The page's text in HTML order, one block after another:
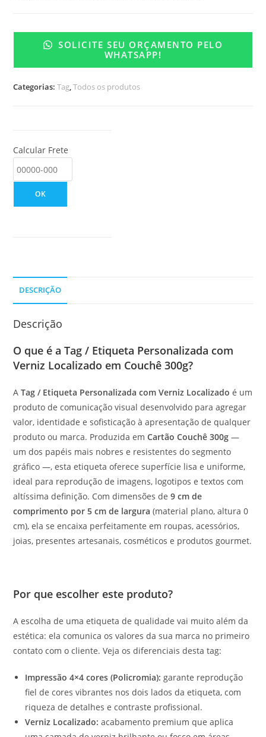
SOLICITE SEU ORÇAMENTO PELO
WHATSAPP!
Categorias:Tag,Todos os produtos
Calcular Frete
OK
DESCRIÇÃO
Descrição
O que é a Tag / Etiqueta Personalizada com
Verniz Localizado em Couchê 300g?
ATag / Etiqueta Personalizada com Verniz Localizado é um
produto de comunicação visual desenvolvido para agregar
valor, identidade e sofisticação à apresentação de qualquer
produto ou marca. Produzida emCartão Couchê 300g —
um dos papéis mais nobres e resistentes do segmento
gráfico —, esta etiqueta oferece superfície lisa e uniforme,
ideal para reprodução de imagens, logotipos e textos com
altíssima definição. Com dimensões de9 cm de
comprimento por 5 cm de largura (material plano, altura 0
cm), ela se encaixa perfeitamente em roupas, acessórios,
joias, presentes artesanais, cosméticos e produtos gourmet.
Por que escolher este produto?
A escolha de uma etiqueta de qualidade vai muito além da
estética: ela comunica os valores da sua marca no primeiro
contato com o cliente. Veja os diferenciais desta tag:
Impressão 4×4 cores (Policromia): garante reprodução
fiel de cores vibrantes nos dois lados da etiqueta, com
riqueza de detalhes e contraste profissional.
Verniz Localizado: acabamento premium que aplica